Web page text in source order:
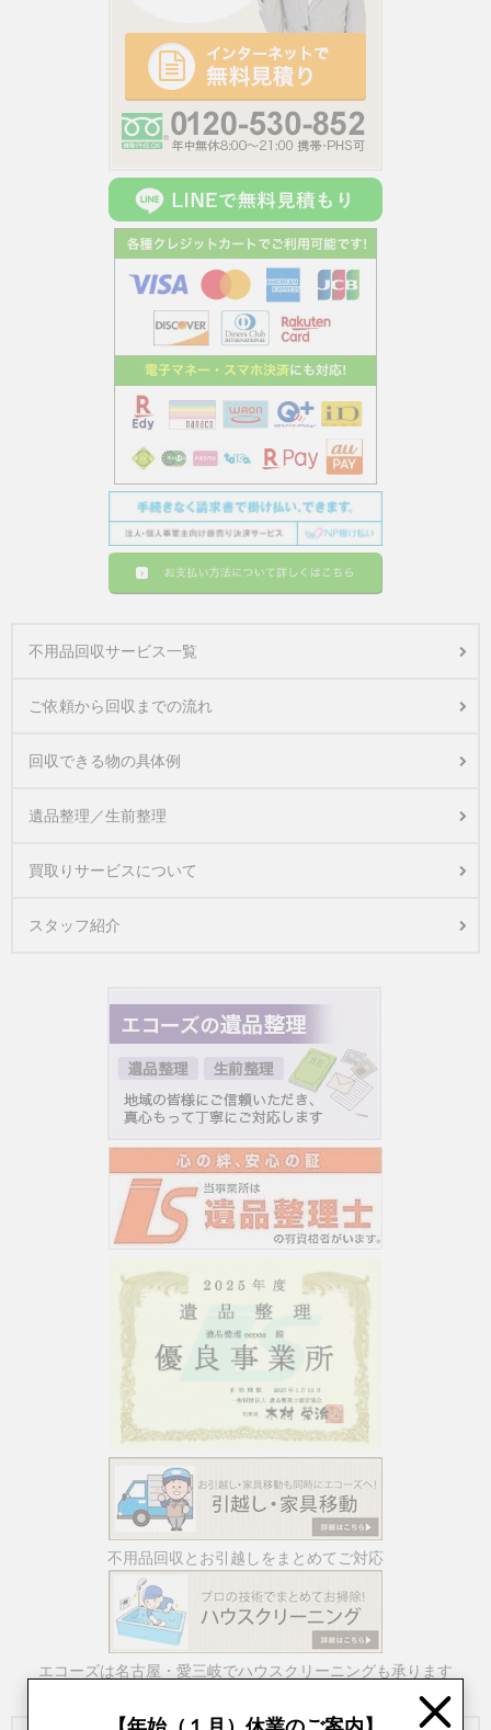
不用品回収サービス一覧
ご依頼から回収までの流れ
回収できる物の具体例
遺品整理／生前整理
買取りサービスについて
スタッフ紹介
不用品回収とお引越しをまとめてご対応
エコーズは名古屋・愛三岐でハウスクリーニングも承ります
Close